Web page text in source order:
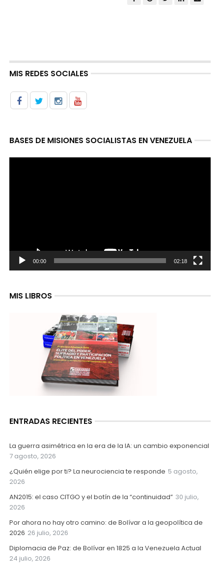
MIS REDES SOCIALES
BASES DE MISIONES SOCIALISTAS EN VENEZUELA
00:00 02:18
MIS LIBROS
ENTRADAS RECIENTES
La guerra asimétrica en la era de la IA: un cambio exponencial
7 agosto, 2026
¿Quién elige por ti? La neurociencia te responde 5 agosto,
2026
AN2015: el caso CITGO y el botín de la “continuidad” 30 julio,
2026
Por ahora no hay otro camino: de Bolívar a la geopolítica de
2026 26 julio, 2026
Diplomacia de Paz: de Bolívar en 1825 a la Venezuela Actual
24 julio, 2026